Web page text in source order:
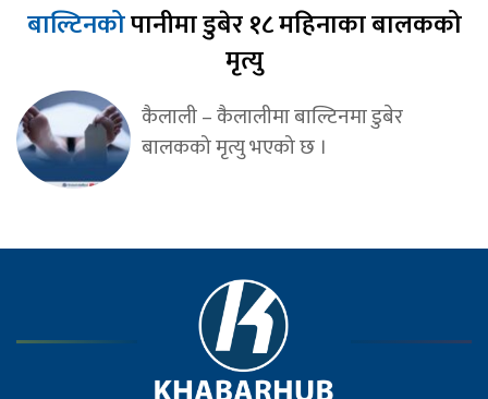
बाल्टिनकोपानीमा डुबेर १८ महिनाका बालकको
मृत्यु
कैलाली – कैलालीमा बाल्टिनमा डुबेर
बालकको मृत्यु भएको छ ।